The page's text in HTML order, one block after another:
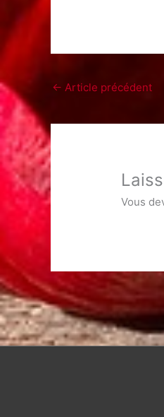
← Article précédent
Vous